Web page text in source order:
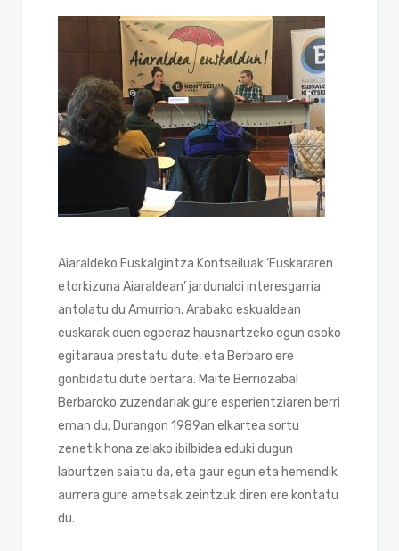
Aiaraldeko Euskalgintza Kontseiluak ‘Euskararen
etorkizuna Aiaraldean’ jardunaldi interesgarria
antolatu du Amurrion. Arabako eskualdean
euskarak duen egoeraz hausnartzeko egun osoko
egitaraua prestatu dute, eta Berbaro ere
gonbidatu dute bertara. Maite Berriozabal
Berbaroko zuzendariak gure esperientziaren berri
eman du; Durangon 1989an elkartea sortu
zenetik hona zelako ibilbidea eduki dugun
laburtzen saiatu da, eta gaur egun eta hemendik
aurrera gure ametsak zeintzuk diren ere kontatu
du.